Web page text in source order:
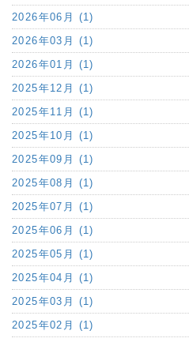
2026年06月 (1)
2026年03月 (1)
2026年01月 (1)
2025年12月 (1)
2025年11月 (1)
2025年10月 (1)
2025年09月 (1)
2025年08月 (1)
2025年07月 (1)
2025年06月 (1)
2025年05月 (1)
2025年04月 (1)
2025年03月 (1)
2025年02月 (1)